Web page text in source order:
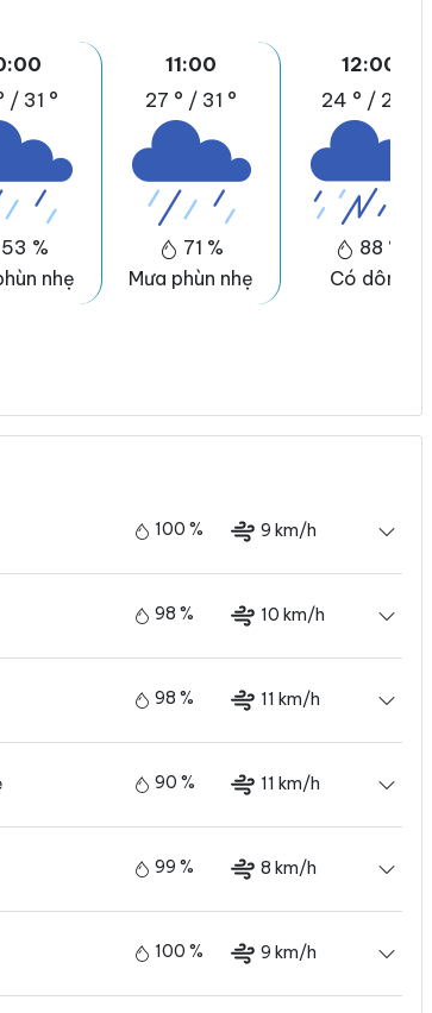
/ 31 °
53 %
nhẹ
11:00
27 ° / 31 °
71 %
Mưa phùn nhẹ
12:00
24 ° / 28 °
88 %
Có dông
100 % 9 km/h
98 % 10 km/h
98 % 11 km/h
90 % 11 km/h
99 % 8 km/h
100 % 9 km/h